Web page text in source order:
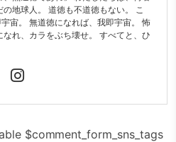
地球人。 道徳も不道徳もない。 こ
宙。 無道徳になれば、我即宇宙。 怖
れ、カラをぶち壊せ。 すべてと、ひ
$comment_form_sns_tags